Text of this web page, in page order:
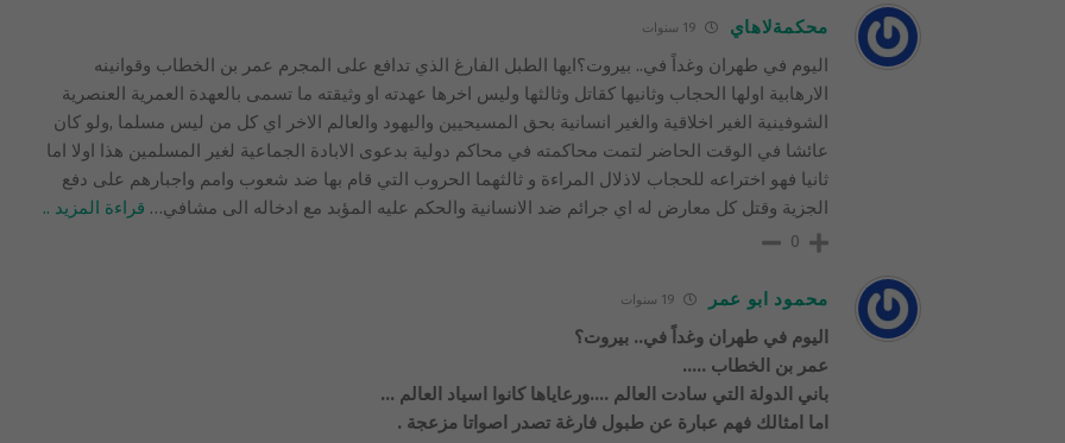
محكمةلاهاي
اليوم في طهران وغداً في.. بيروت؟ايها الطبل الفارغ الذي تدافع على المجرم عمر بن الخطاب وقوانينه
الارهابية اولها الحجاب وثانيها كقاتل وثالثها وليس اخرها عهدته او وثيقته ما تسمى بالعهدة العمرية العنصرية
الشوفينية الغير اخلاقية والغير انسانية بحق المسيحيين واليهود والعالم الاخر اي كل من ليس مسلما ,ولو كان
عائشا في الوقت الحاضر لتمت محاكمته في محاكم دولية بدعوى الابادة الجماعية لغير المسلمين هذا اولا اما
ثانيا فهو اختراعه للحجاب لاذلال المراءة و ثالثهما الحروب التي قام بها ضد شعوب وامم واجبارهم على دفع
الجزية وقتل كل معارض له اي جرائم ضد الانسانية والحكم عليه المؤبد مع ادخاله الى مشافي… قراءة المزيد ..
0
محمود ابو عمر
اليوم في طهران وغداً في.. بيروت؟
عمر بن الخطاب …..
باني الدولة التي سادت العالم ….ورعاياها كانوا اسياد العالم …
اما امثالك فهم عبارة عن طبول فارغة تصدر اصواتا مزعجة .